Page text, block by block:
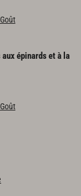
épinards et à la